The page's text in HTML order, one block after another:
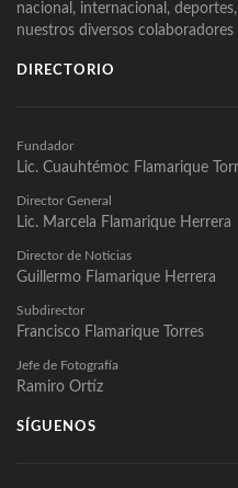
nacional, internacional,
nuestros diversos
DIRECTORIO
Fundador
Lic. Cuauhtémoc Flamarique
Director General
Lic. Marcela Flamarique Herrera
Director de Noticias
Guillermo Flamarique Herrera
Subdirector
Francisco Flamarique Torres
Jefe de Fotografía
Ramiro Ortíz
SÍGUENOS